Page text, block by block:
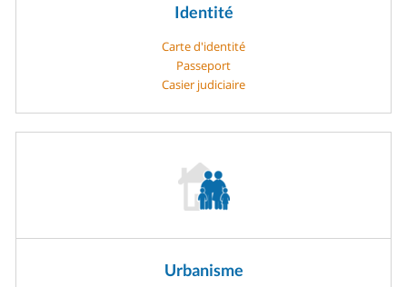
Identité
Carte d'identité
Passeport
Casier judiciaire
Urbanisme